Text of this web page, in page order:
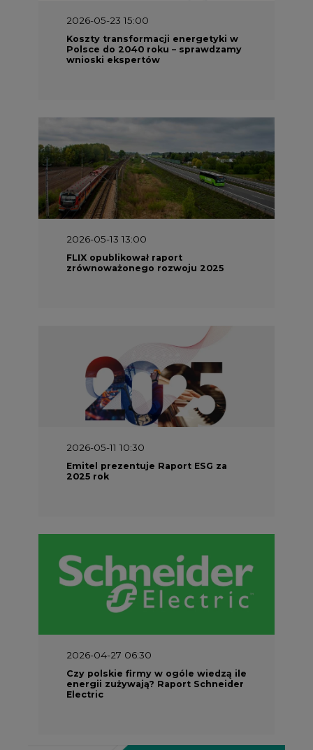
2026-05-13 13:00
FLIX opublikował raport
zrównoważonego rozwoju 2025
2026-05-11 10:30
Emitel prezentuje Raport ESG za
2025 rok
2026-04-27 06:30